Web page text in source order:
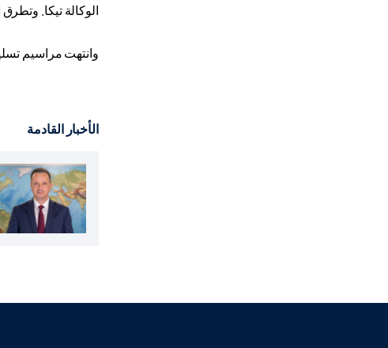
الوكالة تيكا.
وانتهت مراسيم
الأخبار القادمة